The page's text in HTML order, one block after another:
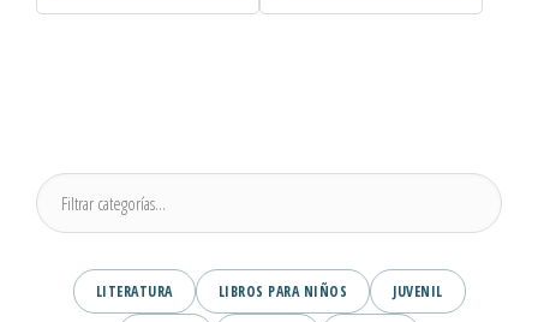
LITERATURA LIBROS PARA NIÑOS JUVENIL